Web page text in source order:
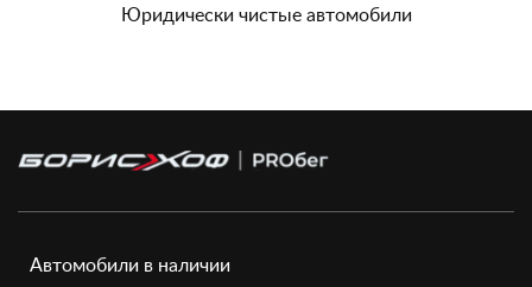
Юридически чистые автомобили
Автомобили в наличии